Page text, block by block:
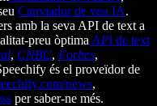
Canviador de veu IA.
amb la seva API de text a
preu òptima API de text
, CNBC, Forbes,
és el proveïdor de
news,
per saber-ne més.